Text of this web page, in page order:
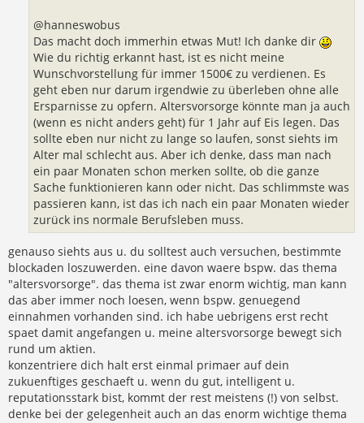
@hanneswobus
Das macht doch immerhin etwas Mut! Ich danke dir
Wie du richtig erkannt hast, ist es nicht meine
Wunschvorstellung für immer 1500€ zu verdienen. Es
geht eben nur darum irgendwie zu überleben ohne alle
Ersparnisse zu opfern. Altersvorsorge könnte man ja auch
(wenn es nicht anders geht) für 1 Jahr auf Eis legen. Das
sollte eben nur nicht zu lange so laufen, sonst siehts im
Alter mal schlecht aus. Aber ich denke, dass man nach
ein paar Monaten schon merken sollte, ob die ganze
Sache funktionieren kann oder nicht. Das schlimmste was
passieren kann, ist das ich nach ein paar Monaten wieder
zurück ins normale Berufsleben muss.
genauso siehts aus u. du solltest auch versuchen, bestimmte
blockaden loszuwerden. eine davon waere bspw. das thema
"altersvorsorge". das thema ist zwar enorm wichtig, man kann
das aber immer noch loesen, wenn bspw. genuegend
einnahmen vorhanden sind. ich habe uebrigens erst recht
spaet damit angefangen u. meine altersvorsorge bewegt sich
rund um aktien.
konzentriere dich halt erst einmal primaer auf dein
zukuenftiges geschaeft u. wenn du gut, intelligent u.
reputationsstark bist, kommt der rest meistens (!) von selbst.
denke bei der gelegenheit auch an das enorm wichtige thema